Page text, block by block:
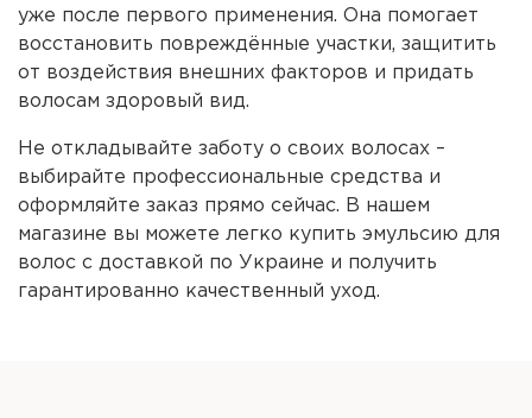
уже после первого применения. Она помогает
восстановить повреждённые участки, защитить
от воздействия внешних факторов и придать
волосам здоровый вид.
Не откладывайте заботу о своих волосах –
выбирайте профессиональные средства и
оформляйте заказ прямо сейчас. В нашем
магазине вы можете легко купить эмульсию для
волос с доставкой по Украине и получить
гарантированно качественный уход.